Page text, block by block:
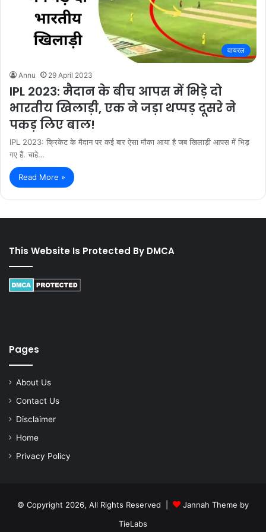
वायरल
Annu 29 April 2023
IPL 2023: मैदान के बीच आपस में भिड़े दो
भारतीय खिलाड़ी, एक ने जड़ा थप्पड़ दूसरे ने
पकड़ लिए बाल!
IPL 2023: क्रिकेट के मैदान पर कई बार ऐसा मौका आया है जब खिलाड़ी आपस में भिड़
गए हैं. चाहे…
Read More »
This Website Is Protected By DMCA
Pages
About Us
Contact Us
Disclaimer
Home
Privacy Policy
© Copyright 2026, All Rights Reserved |
Jannah Theme by
TieLabs